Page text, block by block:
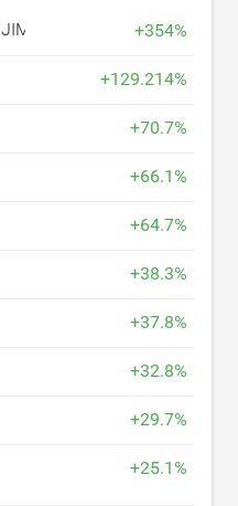
JIMOTHY +354%
+129.214%
+70.7%
+66.1%
+64.7%
+38.3%
+37.8%
+32.8%
+29.7%
+25.1%